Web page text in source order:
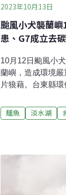
2023年10月13日
颱風小犬襲蘭
患、G7成立去
10月12日颱風小
蘭嶼，造成環境
片狼藉。台東縣
市公所支援的山貓
14日優先進行校
啟用後可讓第一
細分類工作。鎮
槽，其中分類場
放23項資源循環
鱷魚 淡水湖